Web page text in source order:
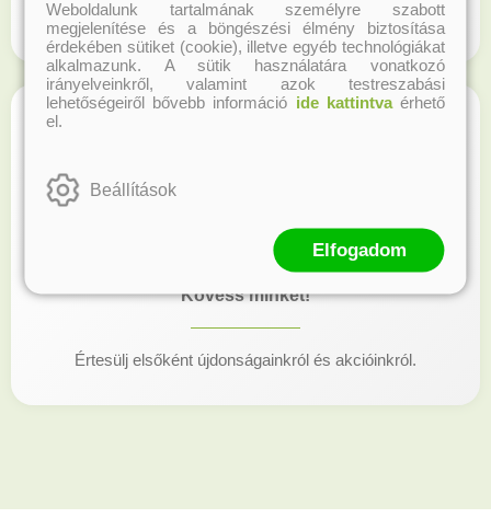
Regisztrálj honlapunkon és gyűjtsd a hűségpontokat!
Kövess minket!
Értesülj elsőként újdonságainkról és akcióinkról.
Weboldalunk tartalmának személyre szabott
megjelenítése és a böngészési élmény biztosítása
érdekében sütiket (cookie), illetve egyéb technológiákat
alkalmazunk. A sütik használatára vonatkozó
irányelveinkről, valamint azok testreszabási
lehetőségeiről bővebb információ ide kattintvaérhető
el.
Beállítások
Elfogadom